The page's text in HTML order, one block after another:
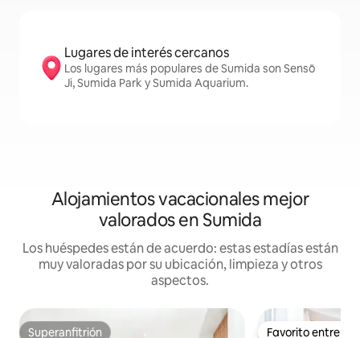
Lugares de interés cercanos
Los lugares más populares de Sumida son Sensō
Ji, Sumida Park y Sumida Aquarium.
Alojamientos vacacionales mejor
valorados en Sumida
Los huéspedes están de acuerdo: estas estadías están
muy valoradas por su ubicación, limpieza y otros
aspectos.
Superanfitrión Favorito entre